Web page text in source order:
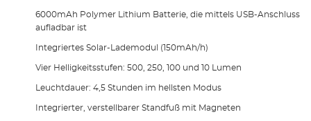
6000mAh Polymer Lithium Batterie, die mittels USB-Anschluss
aufladbar ist
Integriertes Solar-Lademodul (150mAh/h)
Vier Helligkeitsstufen: 500, 250, 100 und 10 Lumen
Leuchtdauer: 4,5 Stunden im hellsten Modus
Integrierter, verstellbarer Standfuß mit Magneten